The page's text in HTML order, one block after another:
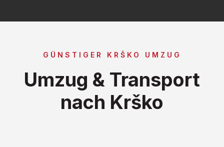
GÜNSTIGER KRŠKO UMZUG
Umzug & Transport
nach Krško